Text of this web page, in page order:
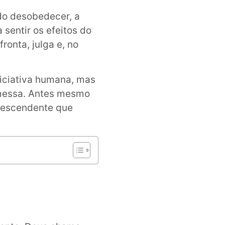
desobedecer, a
sentir os efeitos do
julga e, no
humana, mas
Antes mesmo
que